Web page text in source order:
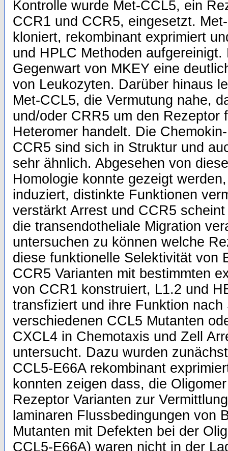
Kontrolle wurde Met-CCL5, ein
CCR1 und CCR5, eingesetzt.
kloniert, rekombinant exprimiert
und HPLC Methoden
Gegenwart von MKEY eine
von Leukozyten. Darüber hinaus
Met-CCL5, die Vermutung nahe,
und/oder CRR5 um den Rezeptor
Heteromer handelt. Die
CCR5 sind sich in Struktur und
sehr ähnlich. Abgesehen von
Homologie konnte gezeigt
induziert, distinkte Funktionen
verstärkt Arrest und CCR5
die transendotheliale Migration
untersuchen zu können welche
diese funktionelle Selektivität von
CCR5 Varianten mit bestimmten
von CCR1 konstruiert, L1.2 und
transfiziert und ihre Funktion
verschiedenen CCL5 Mutanten
CXCL4 in Chemotaxis und Zell
untersucht. Dazu wurden
CCL5-E66A rekombinant
konnten zeigen dass, die
Rezeptor Varianten zur
laminaren Flussbedingungen von
Mutanten mit Defekten bei der
CCL5-E66A) waren nicht in der